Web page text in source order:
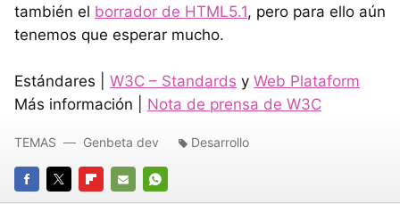
también el borrador de HTML5.1, pero para ello aún
tenemos que esperar mucho.
Estándares | W3C – Standards y Web Plataform
Más información | Nota de prensa de W3C
TEMAS Genbeta dev Desarrollo